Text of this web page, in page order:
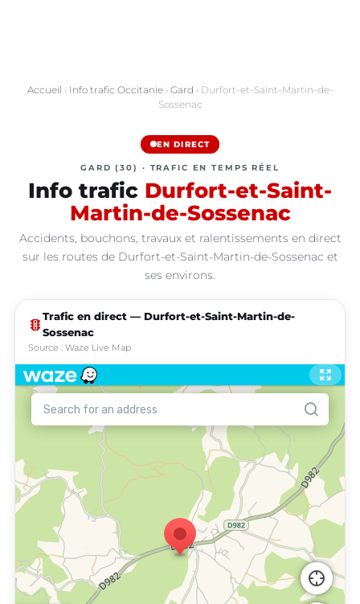
Accueil › Info trafic Occitanie› Gard › Durfort-et-Saint-Martin-de-
Sossenac
EN DIRECT
GARD (30) · TRAFIC EN TEMPS RÉEL
Info trafic Durfort-et-Saint-
Martin-de-Sossenac
Accidents, bouchons, travaux et ralentissements en direct
sur les routes de Durfort-et-Saint-Martin-de-Sossenac et
ses environs.
traffic Trafic en direct — Durfort-et-Saint-Martin-de-
Sossenac
Source : Waze Live Map